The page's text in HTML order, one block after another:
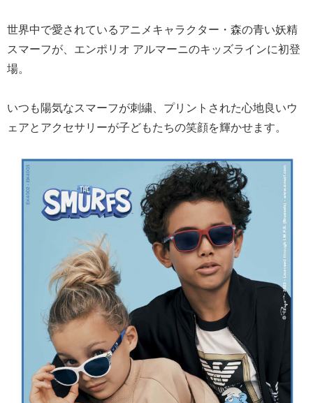
世界中で愛されているアニメキャラクター・森の青い妖精
スマーフが、エンポリオ アルマーニのキッズラインに初登
場。
いつも陽気なスマーフが刺繍、プリントされた心地良いウ
ェアとアクセサリーが子どもたちの笑顔を輝かせます。